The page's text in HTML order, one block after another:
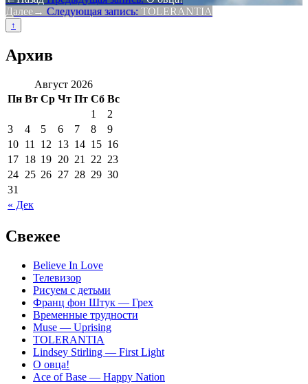
Далее
Следующая запись: TOLERANTIA
↑
Архив
Август 2026
Пн Вт Ср Чт Пт Сб Вс
« Дек
1
2
3
4 5 6 7 8
9
10 11 12 13 14 15 16
17 18 19 20 21 22 23
24 25 26 27 28 29 30
31
Свежее
Believe In Love
Телевизор
Рисуем с детьми
Франц фон Штук — Грех
Временные трудности
Muse — Uprising
TOLERANTIA
Lindsey Stirling — First Light
О овца!
Ace of Base — Happy Nation